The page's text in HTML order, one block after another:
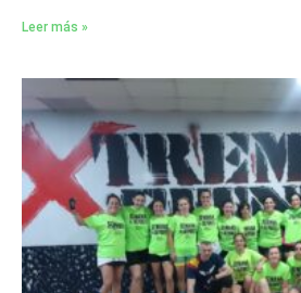
Leer más »